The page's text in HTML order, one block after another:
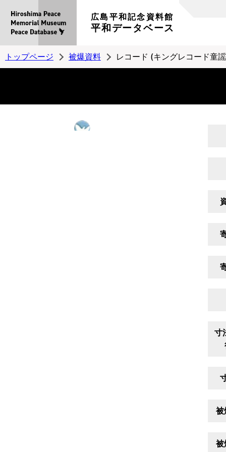
広島平和記念資料館
平和データベース
トップページ 被爆資料 レコード (キングレコード童
寸
被
被